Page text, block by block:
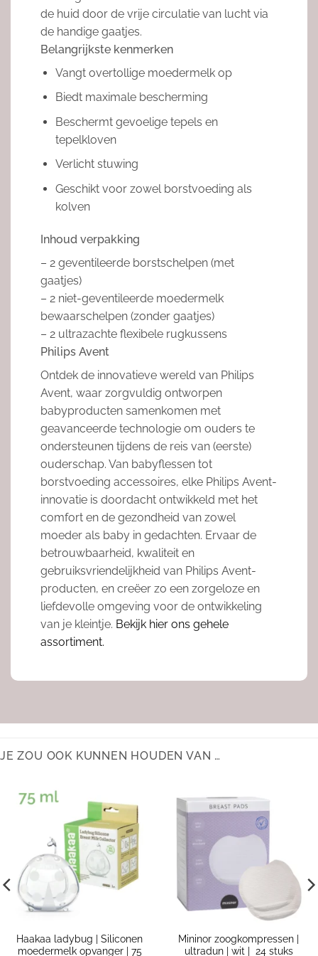
de huid door de vrije circulatie van lucht via
de handige gaatjes.
Belangrijkste kenmerken
Vangt overtollige moedermelk op
Biedt maximale bescherming
Beschermt gevoelige tepels en
tepelkloven
Verlicht stuwing
Geschikt voor zowel borstvoeding als
kolven
Inhoud verpakking
– 2 geventileerde borstschelpen (met
gaatjes)
– 2 niet-geventileerde moedermelk
bewaarschelpen (zonder gaatjes)
– 2 ultrazachte flexibele rugkussens
Philips Avent
Ontdek de innovatieve wereld van Philips
Avent, waar zorgvuldig ontworpen
babyproducten samenkomen met
geavanceerde technologie om ouders te
ondersteunen tijdens de reis van (eerste)
ouderschap. Van babyflessen tot
borstvoeding accessoires, elke Philips Avent-
innovatie is doordacht ontwikkeld met het
comfort en de gezondheid van zowel
moeder als baby in gedachten. Ervaar de
betrouwbaarheid, kwaliteit en
gebruiksvriendelijkheid van Philips Avent-
producten, en creëer zo een zorgeloze en
liefdevolle omgeving voor de ontwikkeling
van je kleintje. Bekijk hier ons gehele
assortiment.
JE ZOU OOK KUNNEN HOUDEN VAN …
Haakaa ladybug | Siliconen
moedermelk opvanger | 75
Mininor zoogkompressen |
ultradun | wit | 24 stuks